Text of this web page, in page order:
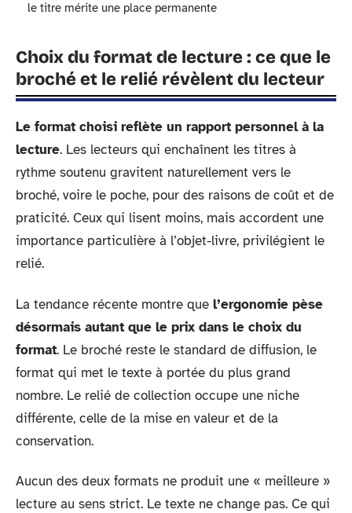
le titre mérite une place permanente
Choix du format de lecture : ce que le
broché et le relié révèlent du lecteur
Le format choisi reflète un rapport personnel à la
lecture. Les lecteurs qui enchaînent les titres à
rythme soutenu gravitent naturellement vers le
broché, voire le poche, pour des raisons de coût et de
praticité. Ceux qui lisent moins, mais accordent une
importance particulière à l’objet-livre, privilégient le
relié.
La tendance récente montre que l’ergonomie pèse
désormais autant que le prix dans le choix du
format. Le broché reste le standard de diffusion, le
format qui met le texte à portée du plus grand
nombre. Le relié de collection occupe une niche
différente, celle de la mise en valeur et de la
conservation.
Aucun des deux formats ne produit une « meilleure »
lecture au sens strict. Le texte ne change pas. Ce qui